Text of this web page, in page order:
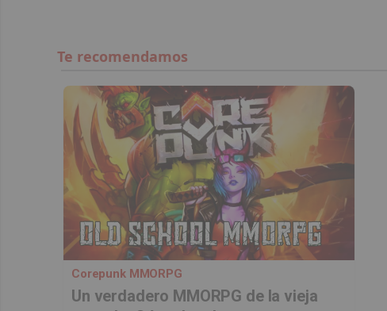
Corepunk MMORPG
Un verdadero MMORPG de la vieja